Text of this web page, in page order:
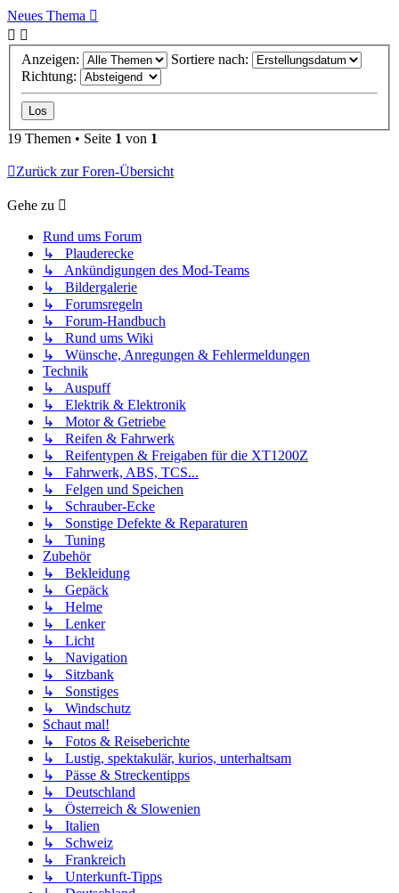
Neues Thema
Anzeigen:
Sortiere nach:
Richtung:
19 Themen • Seite 1 von 1
Zurück zur Foren-Übersicht
Gehe zu
Rund ums Forum
↳ Plauderecke
↳ Ankündigungen des Mod-Teams
↳ Bildergalerie
↳ Forumsregeln
↳ Forum-Handbuch
↳ Rund ums Wiki
↳ Wünsche, Anregungen & Fehlermeldungen
Technik
↳ Auspuff
↳ Elektrik & Elektronik
↳ Motor & Getriebe
↳ Reifen & Fahrwerk
↳ Reifentypen & Freigaben für die XT1200Z
↳ Fahrwerk, ABS, TCS...
↳ Felgen und Speichen
↳ Schrauber-Ecke
↳ Sonstige Defekte & Reparaturen
↳ Tuning
Zubehör
↳ Bekleidung
↳ Gepäck
↳ Helme
↳ Lenker
↳ Licht
↳ Navigation
↳ Sitzbank
↳ Sonstiges
↳ Windschutz
Schaut mal!
↳ Fotos & Reiseberichte
↳ Lustig, spektakulär, kurios, unterhaltsam
↳ Pässe & Streckentipps
↳ Deutschland
↳ Österreich & Slowenien
↳ Italien
↳ Schweiz
↳ Frankreich
↳ Unterkunft-Tipps